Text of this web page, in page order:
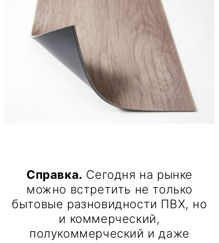
Справка. Сегодня на рынке
можно встретить не только
бытовые разновидности ПВХ, но
и коммерческий,
полукоммерческий и даже